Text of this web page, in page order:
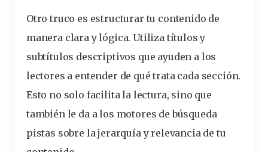
Otro truco es estructurar tu contenido de
manera clara y lógica. Utiliza títulos y
subtítulos descriptivos que ayuden a los
lectores a entender de qué trata cada sección.
Esto no solo facilita la lectura, sino que
también le da a los motores debúsqueda
pistas sobre la jerarquía y relevancia de tu